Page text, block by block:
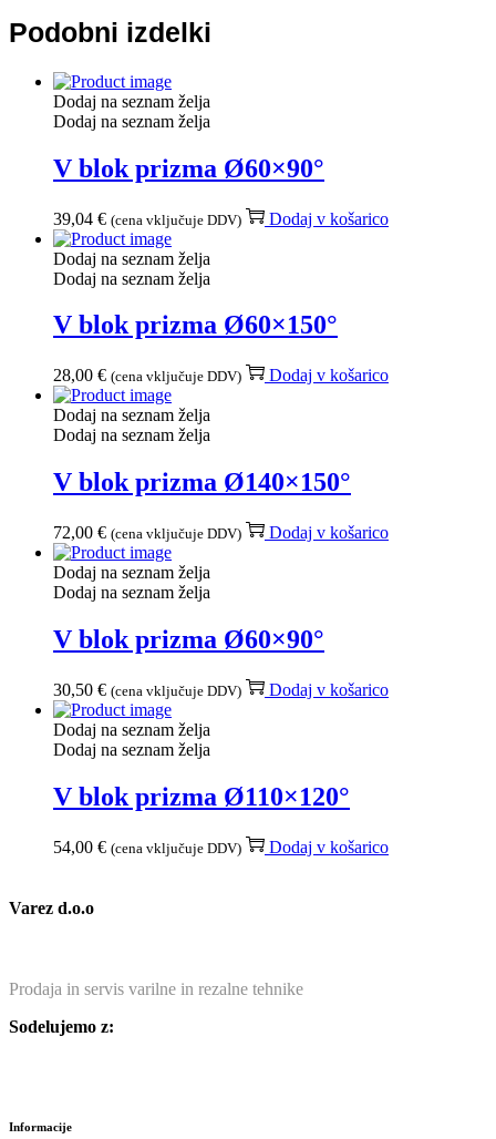
Podobni izdelki
Dodaj na seznam želja
Dodaj na seznam želja
V blok prizma Ø60×90°
39,04 € (cena vključuje DDV) Dodaj v košarico
Dodaj na seznam želja
Dodaj na seznam želja
V blok prizma Ø60×150°
28,00 € (cena vključuje DDV) Dodaj v košarico
Dodaj na seznam želja
Dodaj na seznam želja
V blok prizma Ø140×150°
72,00 € (cena vključuje DDV) Dodaj v košarico
Dodaj na seznam želja
Dodaj na seznam želja
V blok prizma Ø60×90°
30,50 € (cena vključuje DDV) Dodaj v košarico
Dodaj na seznam želja
Dodaj na seznam želja
V blok prizma Ø110×120°
54,00 € (cena vključuje DDV) Dodaj v košarico
Varez d.o.o
Prodaja in servis varilne in rezalne tehnike
Sodelujemo z:
Informacije